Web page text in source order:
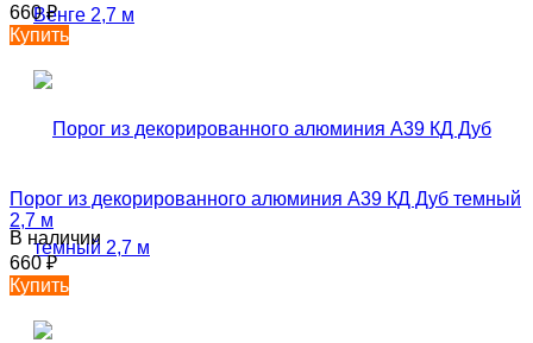
660₽
Купить
Порог из декорированного алюминия А39 КД Дуб темный
2,7 м
В наличии
660₽
Купить